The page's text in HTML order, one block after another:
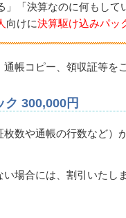
」「決算なのに何もし
向けに決算駆け込みパッ
帳コピー、領収証等を
ク 300,000円
枚数や通帳の行数など）
場合には、割引いたしま